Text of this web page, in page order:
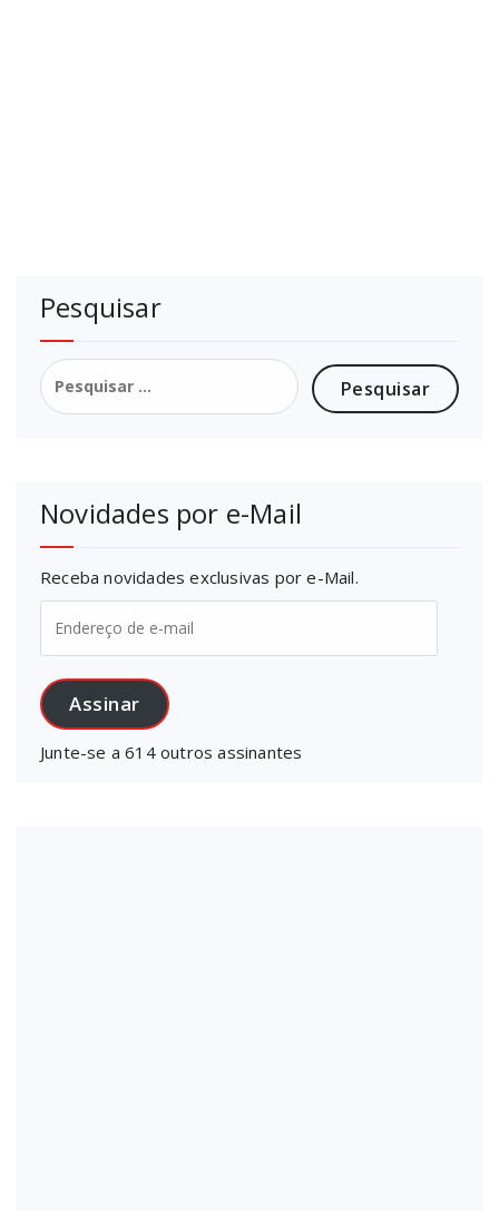
Pesquisar
Pesquisar
por:
Novidades por e-Mail
Receba novidades exclusivas por e-Mail.
de
e-
mail
Assinar
Junte-se a 614 outros assinantes